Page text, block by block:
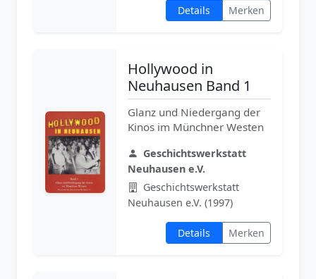
Details Merken
Hollywood in
Neuhausen Band 1
Glanz und Niedergang der
Kinos im Münchner Westen
Geschichtswerkstatt
Neuhausen e.V.
Geschichtswerkstatt
Neuhausen e.V. (1997)
Details Merken